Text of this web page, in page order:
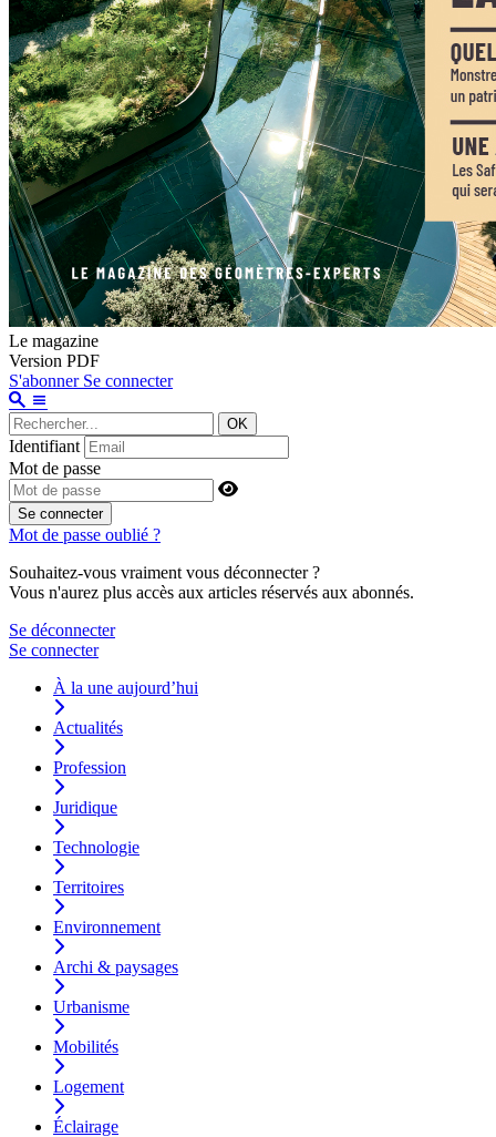
Le magazine
Version PDF
S'abonner Se connecter
OK
Identifiant
Mot de passe
Se connecter
Mot de passe oublié ?
Souhaitez-vous vraiment vous déconnecter ?
Vous n'aurez plus accès aux articles réservés aux abonnés.
Se déconnecter
Se connecter
À la une aujourd’hui
Actualités
Profession
Juridique
Technologie
Territoires
Environnement
Archi & paysages
Urbanisme
Mobilités
Logement
Éclairage